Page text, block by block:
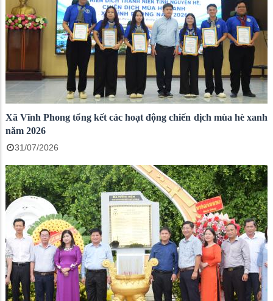
Xã Vĩnh Phong tổng kết các hoạt động chiến dịch mùa hè xanh
năm 2026
31/07/2026